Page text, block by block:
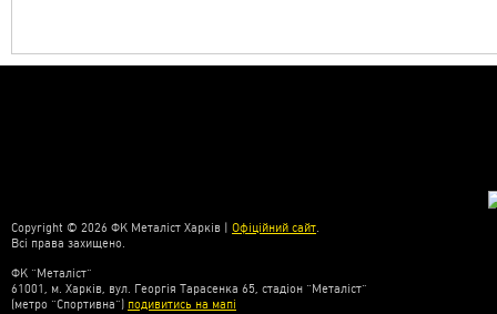
Copyright © 2026 ФК Металіст Харків | Офіційний сайт.
Всі права захищено.
ФК “Металіст”
61001, м. Харків, вул. Георгія Тарасенка 65, стадіон “Металіст”
(метро “Спортивна”) подивитись на мапі